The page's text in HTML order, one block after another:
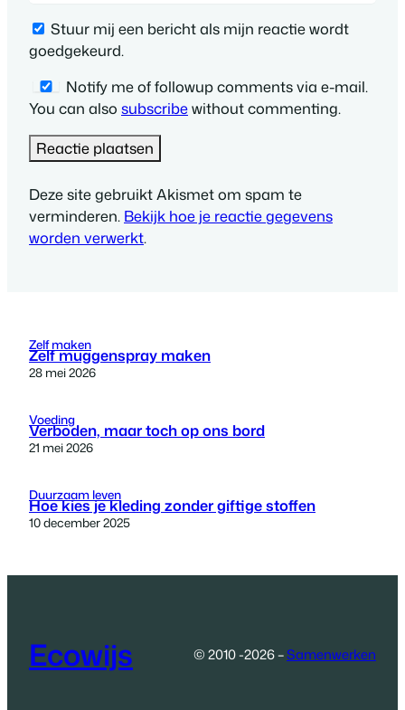
Stuur mij een bericht als mijn reactie wordt
goedgekeurd.
Notify me of followup comments via e-mail.
You can also subscribewithout commenting.
Deze site gebruikt Akismet om spam te
verminderen. Bekijk hoe je reactie gegevens
worden verwerkt.
Zelf maken
Zelf muggenspray maken
28 mei 2026
Voeding
Verboden, maar toch op ons bord
21 mei 2026
Duurzaam leven
Hoe kies je kleding zonder giftige stoffen
10 december 2025
Ecowijs © 2010 -2026 –Samenwerken